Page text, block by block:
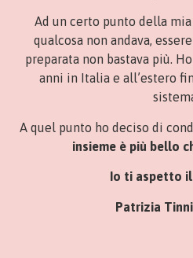
Ad un certo punto della
qualcosa non andava,
preparata non bastava più.
anni in Italia e all’estero
A quel punto ho deciso di
insieme è più bello
Io ti aspetto il
Patrizia